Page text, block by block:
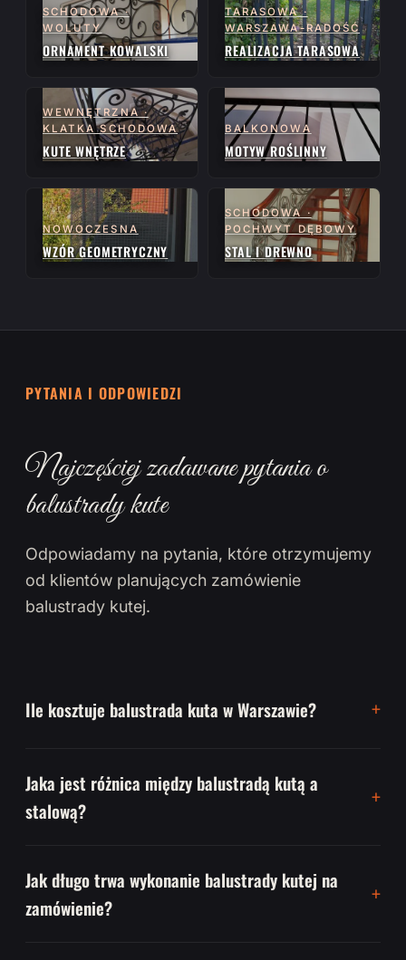
SCHODOWA ·
WOLUTY
ORNAMENT KOWALSKI
TARASOWA ·
WARSZAWA-RADOŚĆ
REALIZACJA TARASOWA
WEWNĘTRZNA ·
KLATKA SCHODOWA
KUTE WNĘTRZE
BALKONOWA
MOTYW ROŚLINNY
NOWOCZESNA
WZÓR GEOMETRYCZNY
SCHODOWA ·
POCHWYT DĘBOWY
STAL I DREWNO
PYTANIA I ODPOWIEDZI
Najczęściej zadawane pytania o
balustrady kute
Odpowiadamy na pytania, które otrzymujemy
od klientów planujących zamówienie
balustrady kutej.
Ile kosztuje balustrada kuta w Warszawie?
Jaka jest różnica między balustradą kutą a
stalową?
Jak długo trwa wykonanie balustrady kutej na
zamówienie?